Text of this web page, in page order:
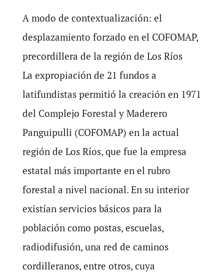
A modo de contextualización: el
desplazamiento forzado en el COFOMAP,
precordillera de la región de Los Ríos
La expropiación de 21 fundos a
latifundistas permitió la creación en 1971
del Complejo Forestal y Maderero
Panguipulli (COFOMAP) en la actual
región de Los Ríos, que fue la empresa
estatal más importante en el rubro
forestal a nivel nacional. En su interior
existían servicios básicos para la
población como postas, escuelas,
radiodifusión, una red de caminos
cordilleranos, entre otros, cuya